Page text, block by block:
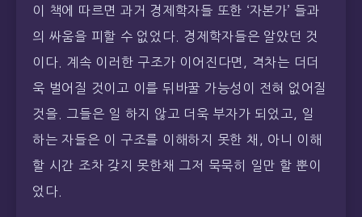
이 책에 따르면 과거 경제학자들 또한 ‘자본가’ 들과
의 싸움을 피할 수 없었다. 경제학자들은 알았던 것
이다. 계속 이러한 구조가 이어진다면, 격차는 더더
욱 벌어질 것이고 이를 뒤바꿀 가능성이 전혀 없어질
것을. 그들은 일 하지 않고 더욱 부자가 되었고, 일
하는 자들은 이 구조를 이해하지 못한 채, 아니 이해
할 시간 조차 갖지 못한채 그저 묵묵히 일만 할 뿐이
었다.